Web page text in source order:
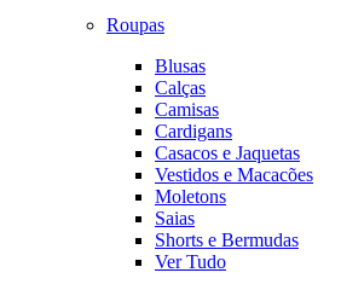
Roupas
Blusas
Calças
Camisas
Cardigans
Casacos e Jaquetas
Vestidos e Macacões
Moletons
Saias
Shorts e Bermudas
Ver Tudo